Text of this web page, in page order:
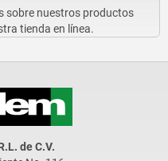
sobre nuestros productos
tienda en línea.
de C.V.